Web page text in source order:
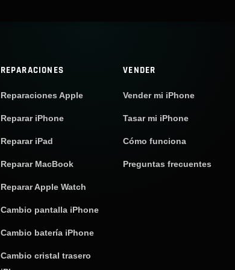
REPARACIONES
Reparaciones Apple
Reparar iPhone
Reparar iPad
Reparar MacBook
Reparar Apple Watch
Cambio pantalla iPhone
Cambio batería iPhone
Cambio cristal trasero
VENDER
Vender mi iPhone
Tasar mi iPhone
Cómo funciona
Preguntas frecuentes